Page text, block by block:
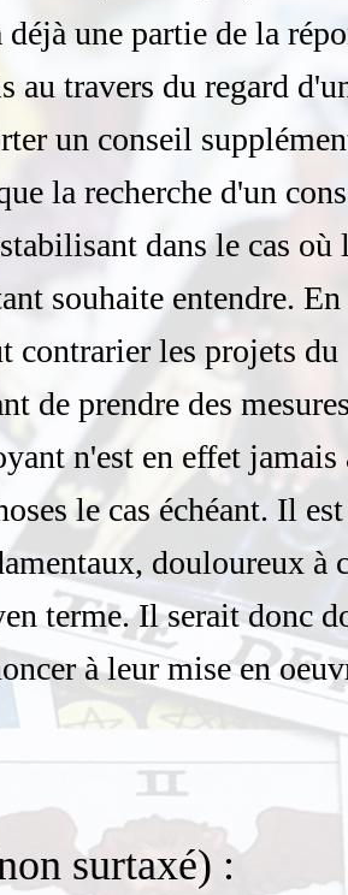
une partie de la
travers du regard
un conseil
la recherche d'un
dans le cas où
souhaite entendre.
contrarier les projets
de prendre des
n'est en effet
le cas échéant. Il
douloureux à
terme. Il serait donc
à leur mise en
surtaxé) :